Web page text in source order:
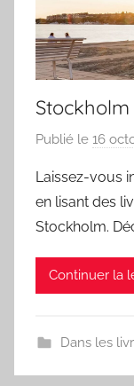
Publié le 16
Laissez-vous
en lisant des
Stockholm.
Continuer la
Dans les